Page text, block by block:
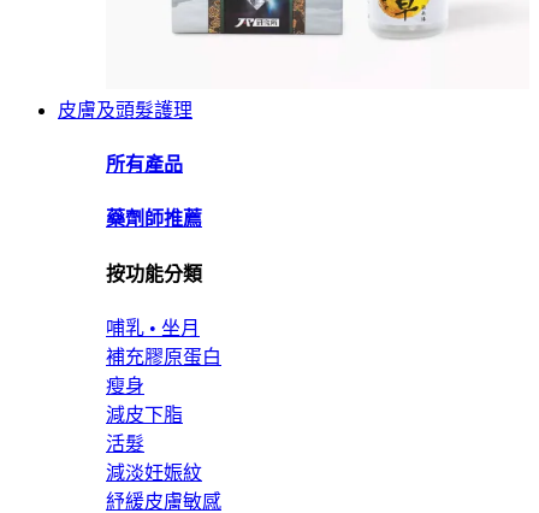
皮膚及頭髮護理
所有產品
藥劑師推薦
按功能分類
哺乳 • 坐月
補充膠原蛋白
瘦身
減皮下脂
活髮
減淡妊娠紋
紓緩皮膚敏感